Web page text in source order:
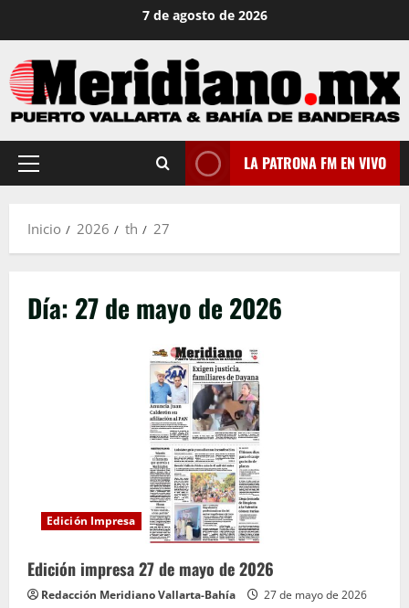
contenido
7 de agosto de 2026
Menú
LA PATRONA FM EN VIVO
Inicio 2026 th 27
Día: 27 de mayo de 2026
Edición Impresa
Edición impresa 27 de mayo de 2026
Redacción Meridiano Vallarta-Bahía 27 de mayo de 2026